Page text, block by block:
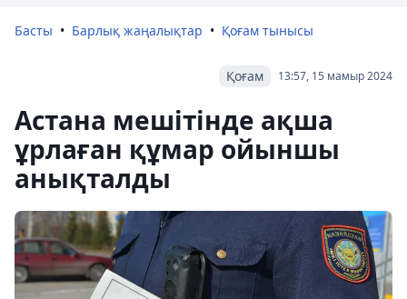
Басты Барлық жаңалықтар Қоғам тынысы
13:57, 15 мамыр 2024
Қоғам
Астана мешітінде ақша
ұрлаған құмар ойыншы
анықталды